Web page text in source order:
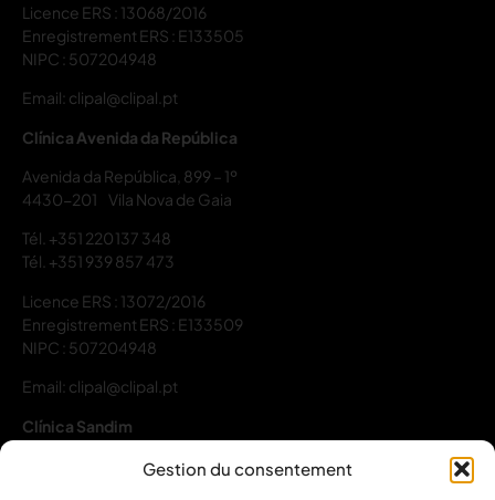
Gestion du consentement
Licence ERS : 13068/2016
Enregistrement ERS : E133505
NIPC : 507204948
Email: clipal@clipal.pt
Clínica Avenida da República
Avenida da República, 899 – 1º
4430-201 Vila Nova de Gaia
Tél. +351 220 137 348
Tél. +351 939 857 473
Licence ERS : 13072/2016
Enregistrement ERS : E133509
NIPC : 507204948
Email: clipal@clipal.pt
Clínica Sandim
Rua do Codessal, 109C e 109D R/C